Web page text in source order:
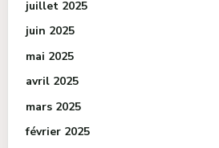
juillet 2025
juin 2025
mai 2025
avril 2025
mars 2025
février 2025